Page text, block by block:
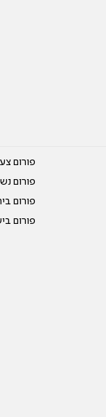
פורום
פורום
פורום
פורום